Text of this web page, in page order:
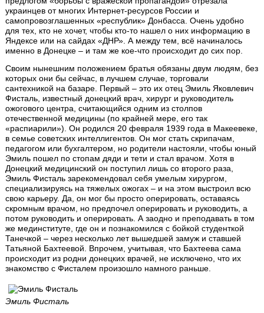
украинцев от многих Интернет-ресурсов России и
самопровозглашенных «республик» Донбасса. Очень удобно
для тех, кто не хочет, чтобы кто-то нашел о них информацию в
Яндексе или на сайдах «ДНР». А между тем, всё начиналось
именно в Донецке – и там же кое-что происходит до сих пор.
Своим нынешним положением братья обязаны двум людям, без
которых они бы сейчас, в лучшем случае, торговали
сантехникой на базаре. Первый – это их отец Эмиль Яковлевич
Фисталь, известный донецкий врач, хирург и руководитель
ожогового центра, считающийся одним из столпов
отечественной медицины (по крайней мере, его так
«распиарили»). Он родился 20 февраля 1939 года в Макеевеке,
в семье советских интеллигентов. Он мог стать скрипачам,
педагогом или бухгалтером, но родители настояли, чтобы юный
Эмиль пошел по стопам дяди и тети и стал врачом. Хотя в
Донецкий медицинский он поступил лишь со второго раза,
Эмиль Фисталь зарекомендовал себя умелым хирургом,
специализируясь на тяжелых ожогах – и на этом выстроил всю
свою карьеру. Да, он мог бы просто оперировать, оставаясь
скромным врачом, но предпочел оперировать и руководить, а
потом руководить и оперировать. А заодно и преподавать в том
же мединституте, где он и познакомился с бойкой студенткой
Танечкой – через несколько лет вышедшей замуж и ставшей
Татьяной Бахтеевой. Впрочем, учитывая, что Бахтеева сама
происходит из родни донецких врачей, не исключено, что их
знакомство с Фисталем произошло намного раньше.
Эмиль Фисталь